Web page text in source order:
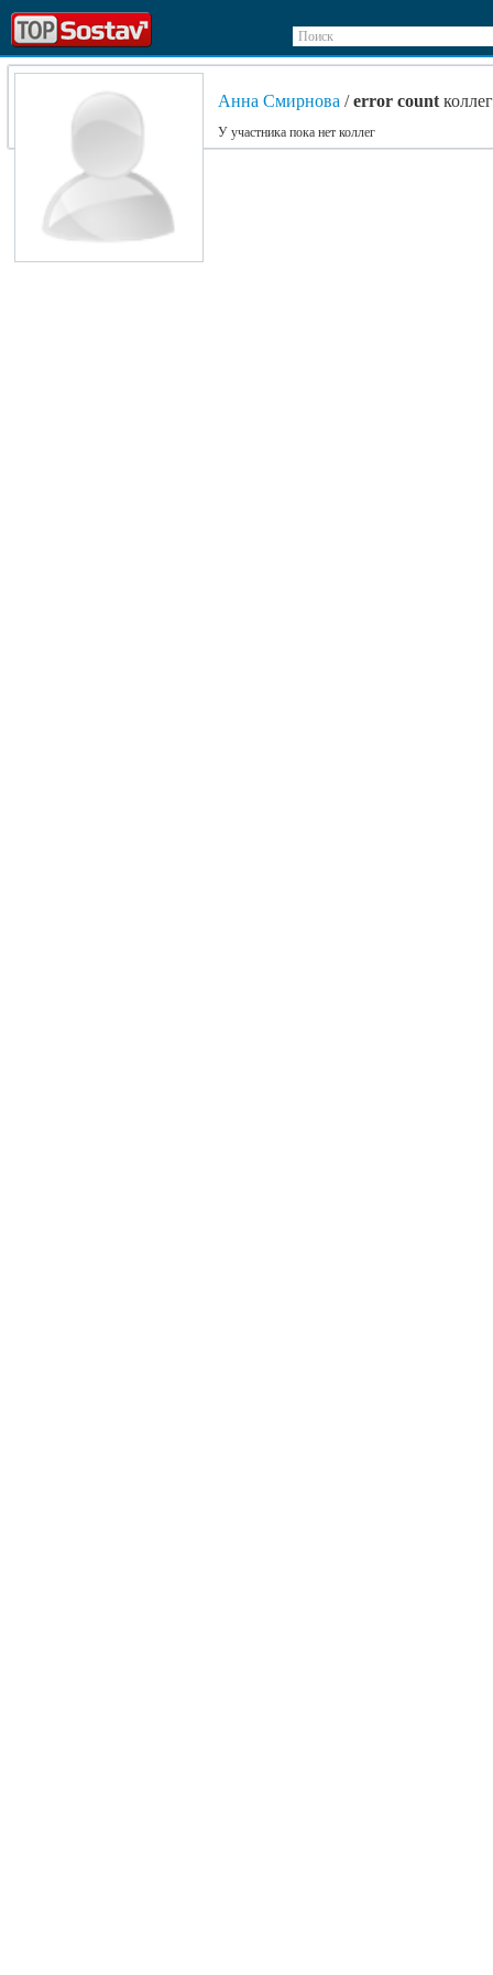
Поиск
Анна Смирнова /error count коллег
У участника пока нет коллег